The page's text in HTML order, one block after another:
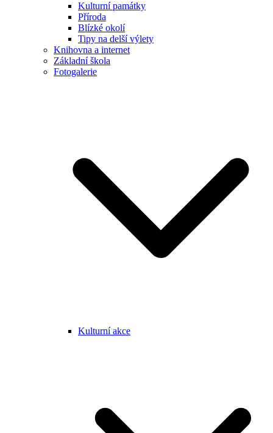
Kulturní památky
Příroda
Blízké okolí
Tipy na delší výlety
Knihovna a internet
Základní škola
Fotogalerie
Kulturní akce